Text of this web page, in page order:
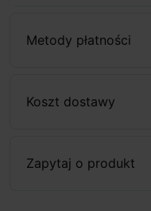
Metody płatności
Koszt dostawy
Zapytaj o produkt